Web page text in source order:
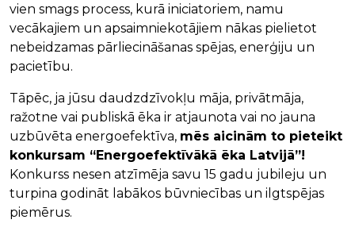
vien smags process, kurā iniciatoriem, namu
vecākajiem un apsaimniekotājiem nākas pielietot
nebeidzamas pārliecināšanas spējas, enerģiju un
pacietību.
Tāpēc, ja jūsu daudzdzīvokļu māja, privātmāja,
ražotne vai publiskā ēka ir atjaunota vai no jauna
uzbūvēta energoefektīva, mēs aicinām to pieteikt
konkursam “Energoefektīvākā ēka Latvijā”!
Konkurss nesen atzīmēja savu 15 gadu jubileju un
turpina godināt labākos būvniecības un ilgtspējas
piemērus.